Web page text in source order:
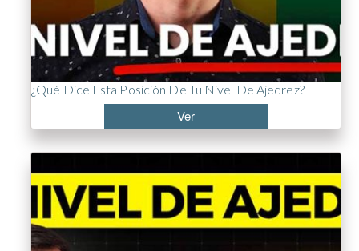
¿Qué Dice Esta Posición De Tu Nivel De Ajedrez?
Ver